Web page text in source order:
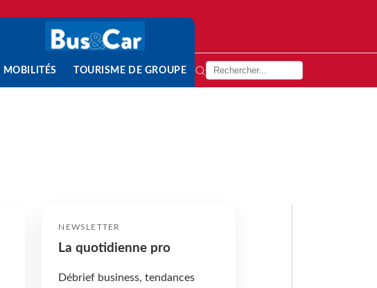
MOBILITÉS TOURISME DE GROUPE
NEWSLETTER
La quotidienne pro
Débrief business, tendances